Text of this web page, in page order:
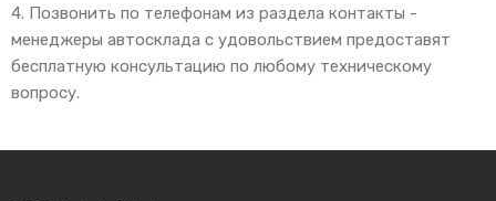
4. Позвонить по телефонам из раздела контакты -
менеджеры автосклада с удовольствием предоставят
бесплатную консультацию по любому техническому
вопросу.